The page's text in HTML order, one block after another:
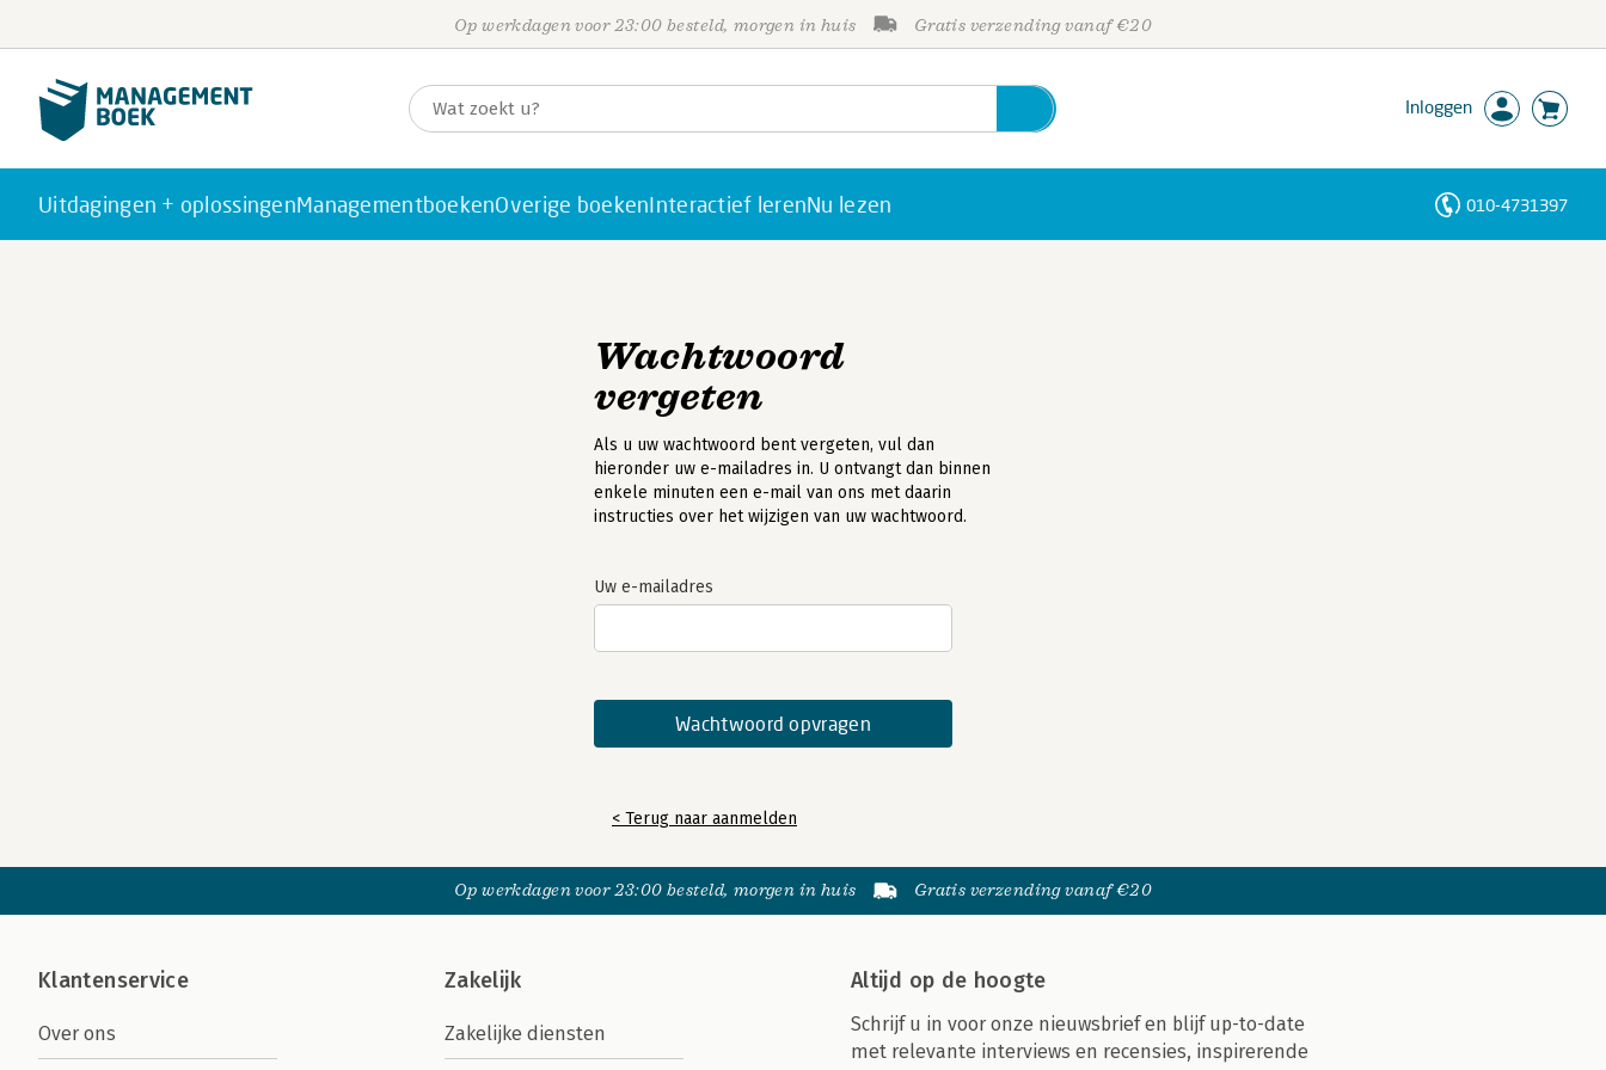
Op werkdagen voor 23:00 besteld, morgen in huis Gratis verzending vanaf €20
Inloggen
Uitdagingen + oplossingenManagementboekenOverige boekenInteractief lerenNu lezen 010-4731397
Wachtwoord
vergeten
Als u uw wachtwoord bent vergeten, vul dan
hieronder uw e-mailadres in. U ontvangt dan binnen
enkele minuten een e-mail van ons met daarin
instructies over het wijzigen van uw wachtwoord.
Uw e-mailadres
< Terug naar aanmelden
Op werkdagen voor 23:00 besteld, morgen in huis Gratis verzending vanaf €20
Klantenservice
Over ons
Zakelijk
Zakelijke diensten
Altijd op de hoogte
Schrijf u in voor onze nieuwsbrief en blijf up-to-date
met relevante interviews en recensies, inspirerende
Personen